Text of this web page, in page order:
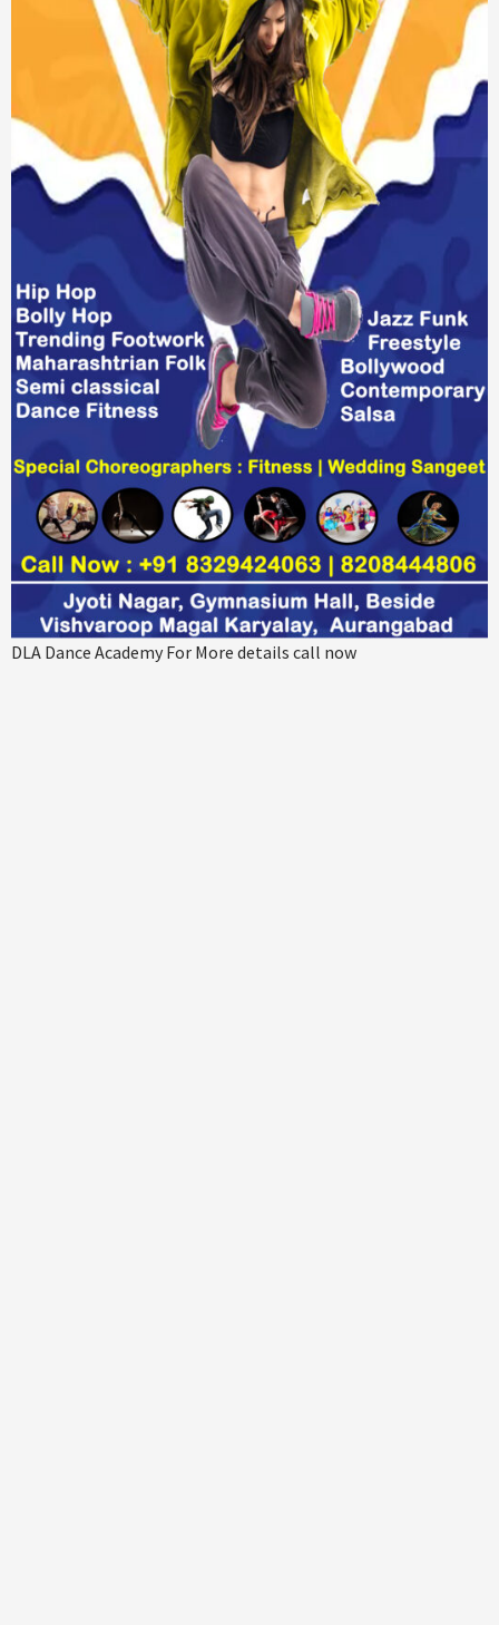
DLA Dance Academy For More details call now